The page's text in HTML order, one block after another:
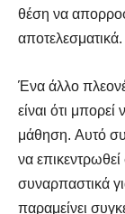
θέση να
αποτελεσματικά.
Ένα άλλο
είναι ότι
μάθηση. Αυτό
να επικεντρωθεί
συναρπαστικά
παραμείνει